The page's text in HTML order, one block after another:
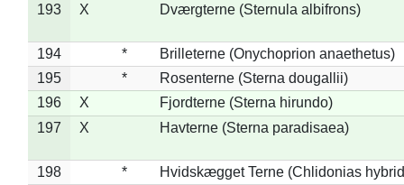
193
X Dværgterne (Sternula albifrons)
194 *
Brilleterne (Onychoprion anaethetus)
195
*
Rosenterne (Sterna dougallii)
196
X
Fjordterne (Sterna hirundo)
197
X Havterne (Sterna paradisaea)
198 * Hvidskægget Terne (Chlidonias